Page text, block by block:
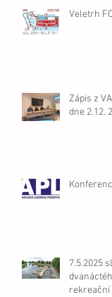
Veletrh
Zápis z
dne 2.12.
7.5.2025
rekreační